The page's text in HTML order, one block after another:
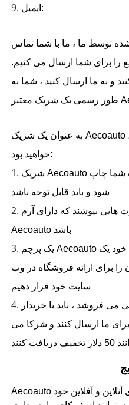
9. ایمیل:
توسط ما ، ما با شما تماس
را برای شما ارسال می کنیم.
و به ما ارسال کنید ، شما به
به عنوان یک شریک Aecoauto ، شما موظف به انجام زیر کارها
خواهید بود:
1. شریک Aecoauto باید روی صفحه نمایش فروشگاه شما چاپ
شود و باید قابل توجه باشد
2. هایی بپوشند که دارای آرم
Aecoauto باشد
3. یک پرچم Aecoauto تهیه کنید و با بنر جلوی فروشگاه خود یک
را برای ارائه فروشگاه در وب
سایت خود قرار دهیم
4. فروشد ، باید با خریدار
ما ارسال کنند و شرکا می
تخفیف دریافت کنند
Aecoauto خریداران را از طریق کانال های آنلاین و آفلاین خود